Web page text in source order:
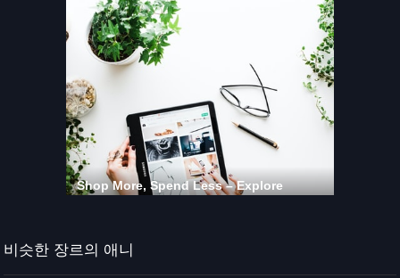
비슷한 장르의 애니